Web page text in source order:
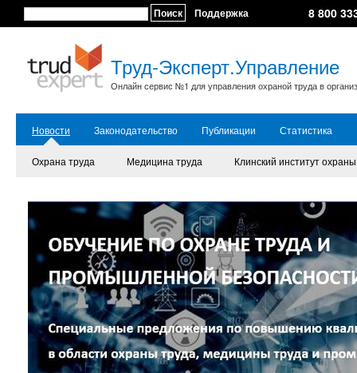
Поиск Поддержка 8 800
Труд-Эксперт.Управление
Онлайн сервис №1 для управления охраной труда в
Новости Законодательство Публикации Статистика
Охрана труда Медицина труда Клинский институт